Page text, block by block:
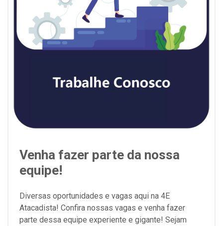
Venha fazer parte da nossa
equipe!
Diversas oportunidades e vagas aqui na 4E
Atacadista! Confira nossas vagas e venha fazer
parte dessa equipe experiente e gigante! Sejam